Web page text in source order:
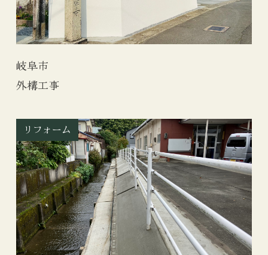
岐阜市
外構工事
リフォーム